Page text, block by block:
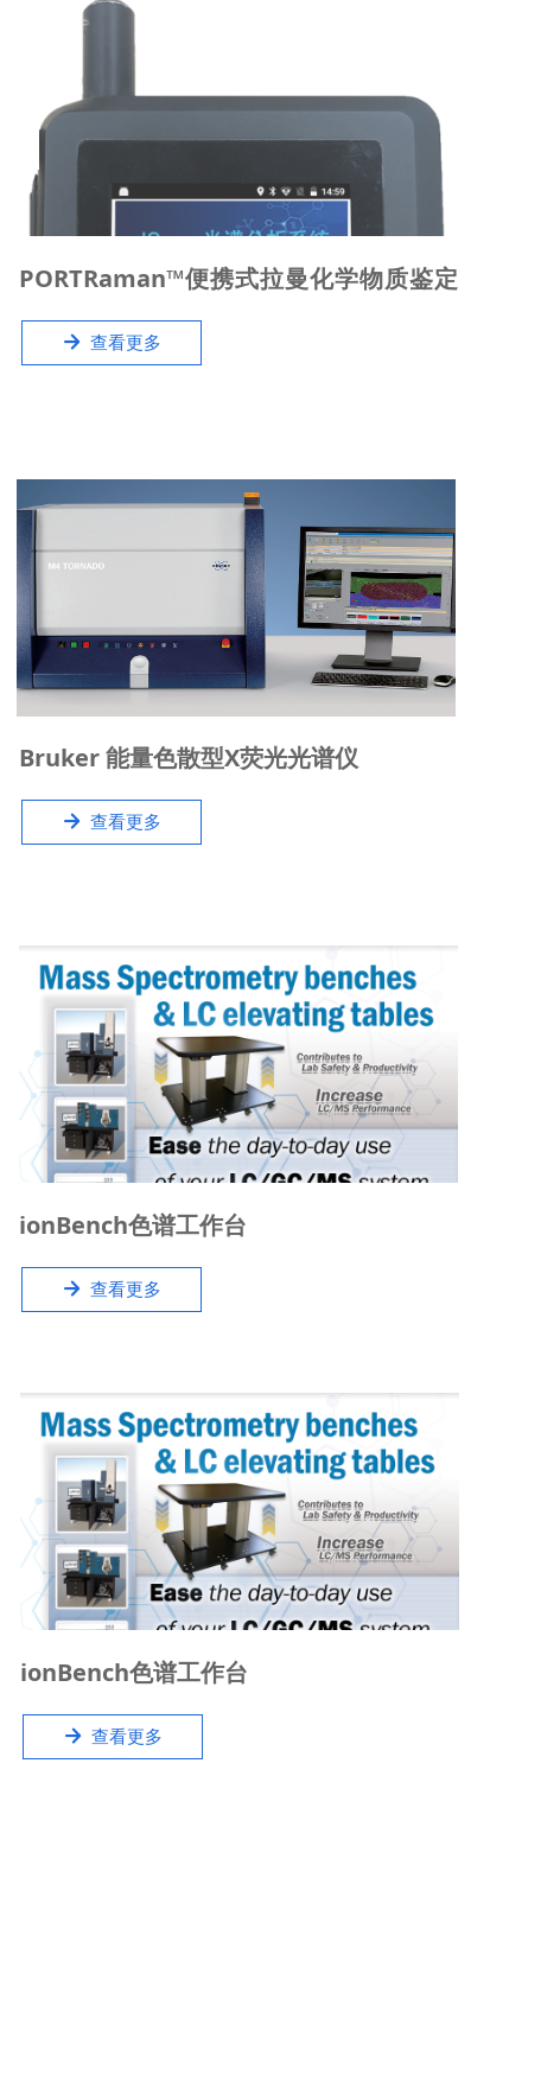
PORTRaman™便携式拉曼化学物质鉴定
仪
녒 查看更多
布鲁克制造的元素分析仪可以检测从亚ppb级痕量一
直到100%的含量范围。简便易用的解决方案包帮助客
户以满足ASTM、DIN、ISO和FDA等标准和规范的要
求，开展过程和质量控制。得益于高分析准确度和精
Bruker 能量色散型X荧光光谱仪
녒 查看更多
I Spec™便携（手持）式拉曼化学物质鉴定仪应用于突
发性事故现场、爆炸事件、化学事故现场、卫生医
疗、地震、火灾、实验室未知物质科学研究等重大污
染事故和极端环境中，在现场对包括爆炸物、毒品、
IonBench可升降工作台旨在支持领先制造商的LC /
GC ，如Agilent、Sciex、Shimadzu、Waters、
PerkinElmer、ThermoFisher、Bruker的色谱提供
专业的工作台，广泛使用于色谱，DART，激光烧蚀系
ionBench色谱工作台
녒 查看更多
IonBench可升降工作台旨在支持领先制造商的LC /
GC ，如Agilent、Sciex、Shimadzu、Waters、
PerkinElmer、ThermoFisher、Bruker的色谱提供
专业的工作台，广泛使用于色谱，DART，激光烧蚀系
ionBench色谱工作台
녒 查看更多